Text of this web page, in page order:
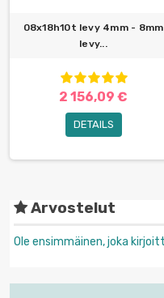
08x18h10t levy 4mm - 8mm
levy...
2 156,09 €
DETAILS
Arvostelut
Ole ensimmäinen, joka